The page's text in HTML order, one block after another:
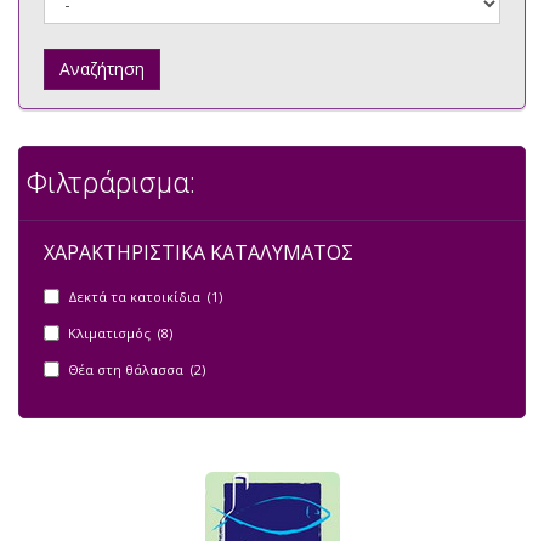
Αναζήτηση
Φιλτράρισμα:
ΧΑΡΑΚΤΗΡΙΣΤΙΚΑ ΚΑΤΑΛΥΜΑΤΟΣ
Δεκτά τα κατοικίδια (1)
Κλιματισμός (8)
Θέα στη θάλασσα (2)